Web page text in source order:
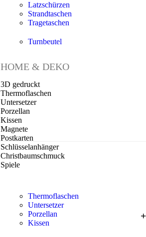
Latzschürzen
Strandtaschen
Tragetaschen
Turnbeutel
HOME & DEKO
3D gedruckt
Thermoflaschen
Untersetzer
Porzellan
Kissen
Magnete
Postkarten
Schlüsselanhänger
Christbaumschmuck
Spiele
Thermoflaschen
Untersetzer
Porzellan
Kissen